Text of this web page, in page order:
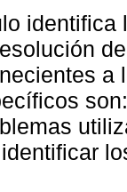
a